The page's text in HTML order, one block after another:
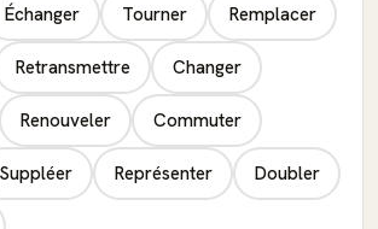
Échanger Tourner Remplacer
Retransmettre Changer
Renouveler Commuter
Suppléer Représenter Doubler